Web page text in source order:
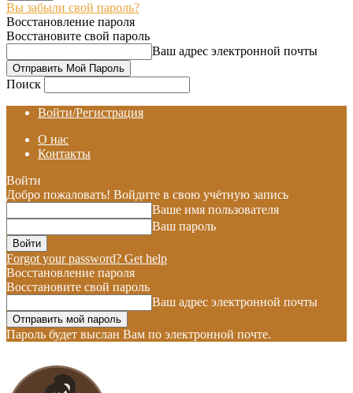
Вы забыли свой пароль?
Восстановление пароля
Восстановите свой пароль
Ваш адрес электронной почты
Поиск
Войти/Регистрация
О нас
Контакты
Войти
Добро пожаловать! Войдите в свою учётную запись
Ваше имя пользователя
Ваш пароль
Forgot your password? Get help
Восстановление пароля
Восстановите свой пароль
Ваш адрес электронной почты
Пароль будет выслан Вам по электронной почте.